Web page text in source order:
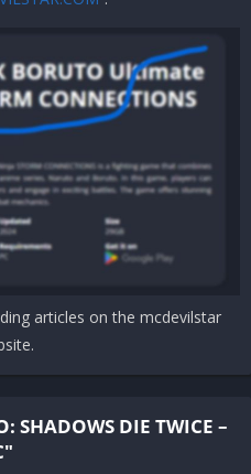
8 64-bit | Windows 10 64-bit
AMD Ryzen 5 1400
970 | AMD Radeon RX 570
articles on the mcdevilstar
SHADOWS DIE TWICE –